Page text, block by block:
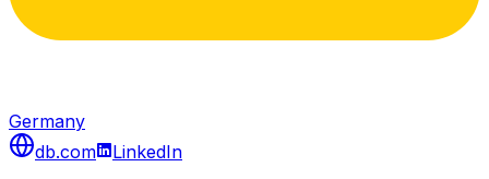
Germany
db.com
LinkedIn